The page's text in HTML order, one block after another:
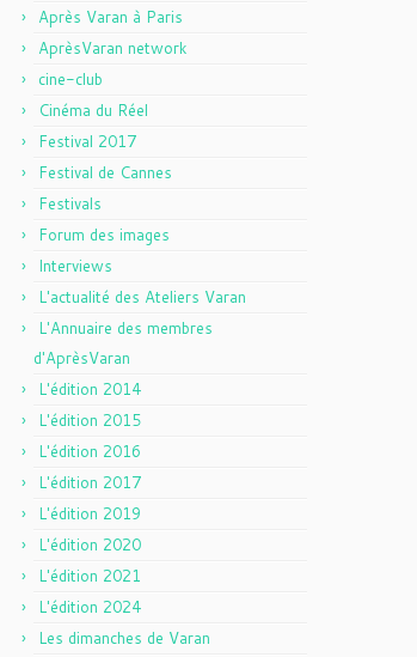
Après Varan à Paris
AprèsVaran network
cine-club
Cinéma du Réel
Festival 2017
Festival de Cannes
Festivals
Forum des images
Interviews
L'actualité des Ateliers Varan
L'Annuaire des membres
d'AprèsVaran
L'édition 2014
L'édition 2015
L'édition 2016
L'édition 2017
L'édition 2019
L'édition 2020
L'édition 2021
L'édition 2024
Les dimanches de Varan